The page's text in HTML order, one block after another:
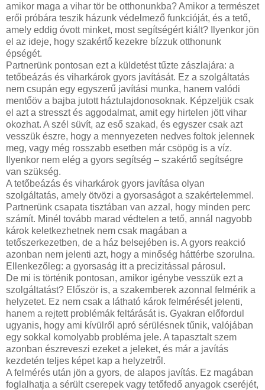
amikor maga a vihar tör be otthonunkba? Amikor a természet
erői próbára teszik házunk védelmező funkcióját, és a tető,
amely eddig óvott minket, most segítségért kiált? Ilyenkor jön
el az ideje, hogy szakértő kezekre bízzuk otthonunk
épségét.
Partnerünk pontosan ezt a küldetést tűzte zászlajára: a
tetőbeázás és viharkárok gyors javítását. Ez a szolgáltatás
nem csupán egy egyszerű javítási munka, hanem valódi
mentőöv a bajba jutott háztulajdonosoknak. Képzeljük csak
el azt a stresszt és aggodalmat, amit egy hirtelen jött vihar
okozhat. A szél süvít, az eső szakad, és egyszer csak azt
vesszük észre, hogy a mennyezeten nedves foltok jelennek
meg, vagy még rosszabb esetben már csöpög is a víz.
Ilyenkor nem elég a gyors segítség – szakértő segítségre
van szükség.
A tetőbeázás és viharkárok gyors javítása olyan
szolgáltatás, amely ötvözi a gyorsaságot a szakértelemmel.
Partnerünk csapata tisztában van azzal, hogy minden perc
számít. Minél tovább marad védtelen a tető, annál nagyobb
károk keletkezhetnek nem csak magában a
tetőszerkezetben, de a ház belsejében is. A gyors reakció
azonban nem jelenti azt, hogy a minőség háttérbe szorulna.
Ellenkezőleg: a gyorsaság itt a precizitással párosul.
De mi is történik pontosan, amikor igénybe vesszük ezt a
szolgáltatást? Először is, a szakemberek azonnal felmérik a
helyzetet. Ez nem csak a látható károk felmérését jelenti,
hanem a rejtett problémák feltárását is. Gyakran előfordul
ugyanis, hogy ami kívülről apró sérülésnek tűnik, valójában
egy sokkal komolyabb probléma jele. A tapasztalt szem
azonban észreveszi ezeket a jeleket, és már a javítás
kezdetén teljes képet kap a helyzetről.
A felmérés után jön a gyors, de alapos javítás. Ez magában
foglalhatja a sérült cserepek vagy tetőfedő anyagok cseréjét,